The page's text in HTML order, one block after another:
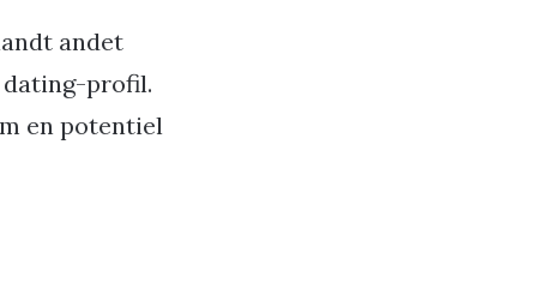
andet
profil.
en potentiel